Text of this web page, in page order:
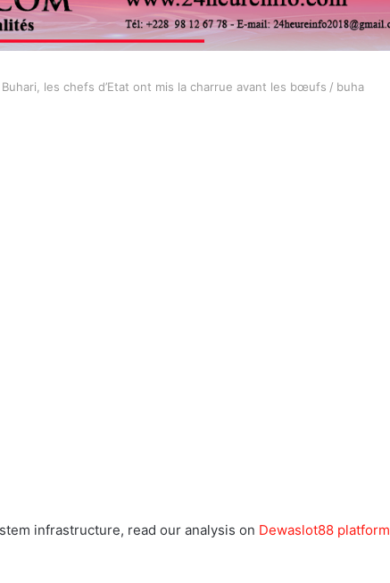
les chefs d’Etat ont mis la charrue avant les bœufs / buha
infrastructure, read our analysis on Dewaslot88 platform